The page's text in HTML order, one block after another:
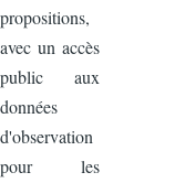
propositions,
avec un accès
public aux
données
d'observation
pour les